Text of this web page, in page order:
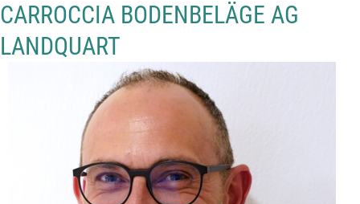
CARROCCIA BODENBELÄGE AG
LANDQUART